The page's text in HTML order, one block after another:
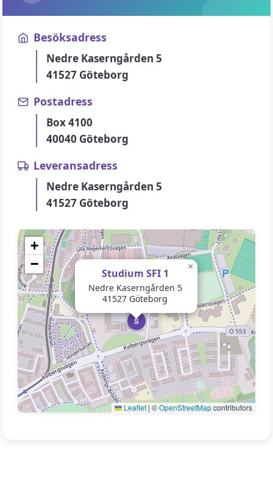
Besöksadress
Nedre Kaserngården 5
41527 Göteborg
Postadress
Box 4100
40040 Göteborg
Leveransadress
Nedre Kaserngården 5
41527 Göteborg
S
Studium SFI 1
Nedre Kaserngården 5
41527 Göteborg
×
+
−
Leaflet | ©OpenStreetMapcontributors